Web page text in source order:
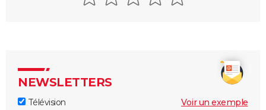
NEWSLETTERS
Télévision
Voir un exemple